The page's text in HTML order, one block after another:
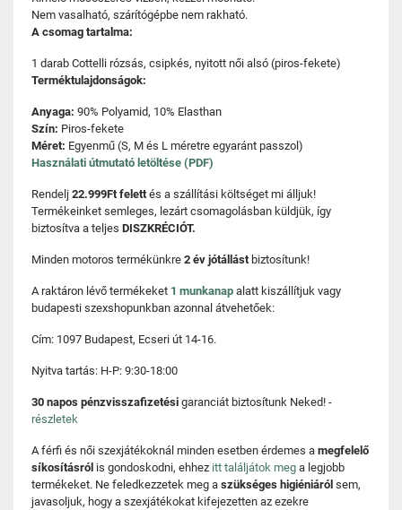
Nem vasalható, szárítógépbe nem rakható.
A csomag tartalma:
1 darab Cottelli rózsás, csipkés, nyitott női alsó (piros-fekete)
Terméktulajdonságok:
Anyaga: 90% Polyamid, 10% Elasthan
Szín: Piros-fekete
Méret: Egyenmű (S, M és L méretre egyaránt passzol)
Használati útmutató letöltése (PDF)
Rendelj 22.999Ft felettés a szállítási költséget mi álljuk!
Termékeinket semleges, lezárt csomagolásban küldjük, így
biztosítva a teljes DISZKRÉCIÓT.
Minden motoros termékünkre 2 év jótállást biztosítunk!
A raktáron lévő termékeket 1 munkanap alatt kiszállítjuk vagy
budapesti szexshopunkban azonnal átvehetőek:
Cím: 1097 Budapest, Ecseri út 14-16.
Nyitva tartás: H-P: 9:30-18:00
30 napos pénzvisszafizetési garanciát biztosítunk Neked! -
részletek
A férfi és női szexjátékoknál minden esetben érdemes a megfelelő
síkosításról is gondoskodni, ehhez itt találjátok meg a legjobb
termékeket. Ne feledkezzetek meg a szükséges higiéniáról sem,
javasoljuk, hogy a szexjátékokat kifejezetten az ezekre